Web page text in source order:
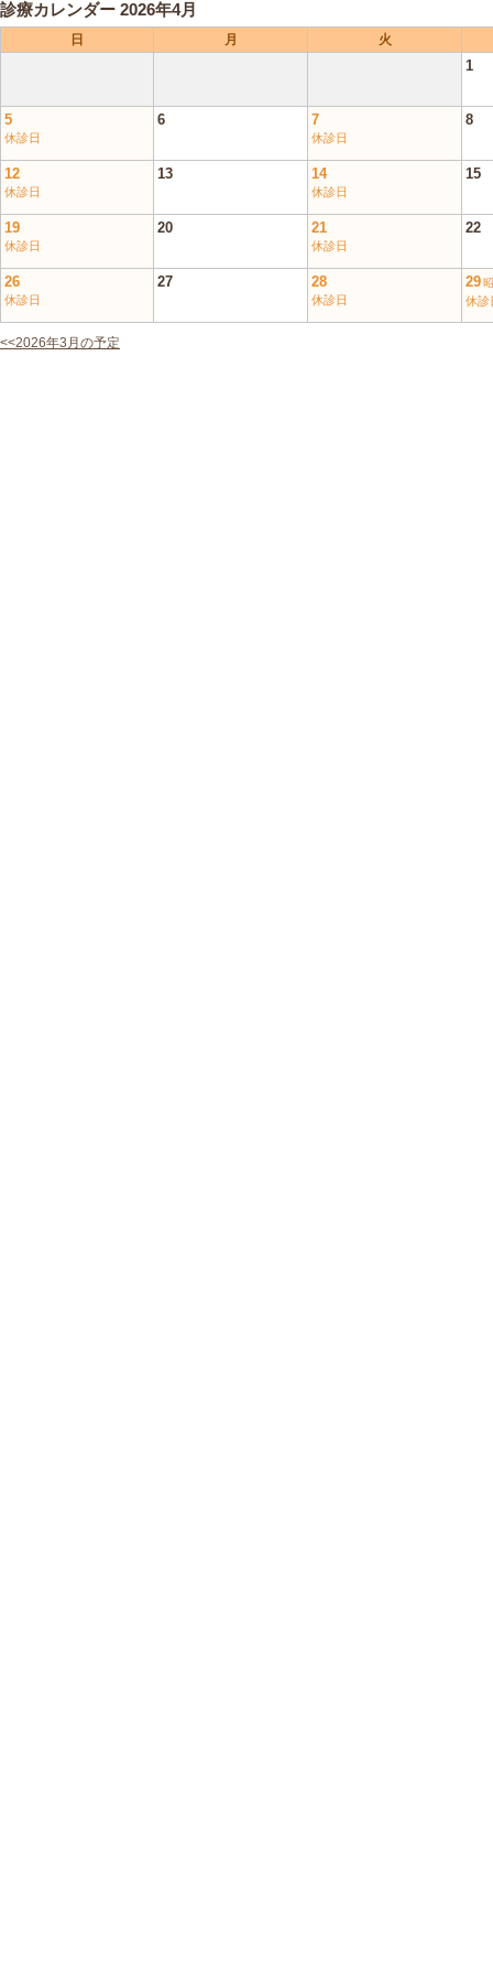
診療カレンダー 2026年4月
日 月 火
1
5
休診日
6 7
休診日
8
12
休診日
13 14
休診日
15
19
休診日
20 21
休診日
22
26
休診日
27 28
休診日
29
休診
<<2026年3月の予定